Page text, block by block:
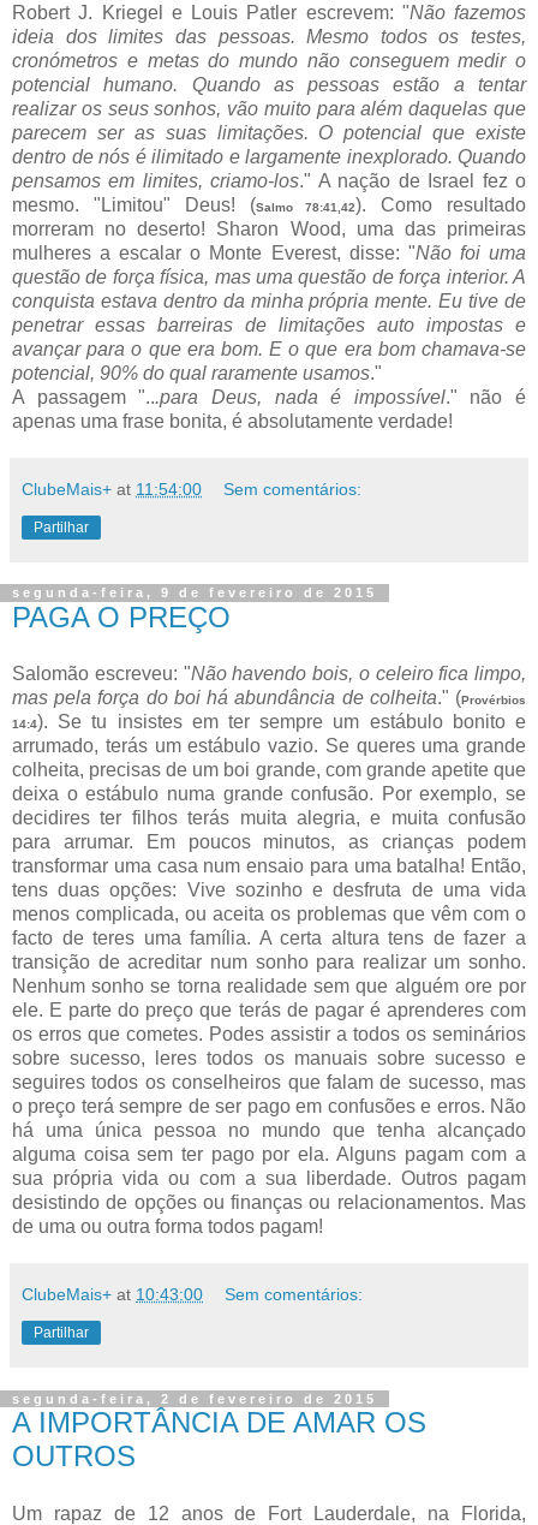
Robert J. Kriegel e Louis Patler escrevem: "Não fazemos
ideia dos limites das pessoas. Mesmo todos os testes,
cronómetros e metas do mundo não conseguem medir o
potencial humano. Quando as pessoas estão a tentar
realizar os seus sonhos, vão muito para além daquelas que
parecem ser as suas limitações. O potencial que existe
dentro de nós é ilimitado e largamente inexplorado. Quando
pensamos em limites, criamo-los." A nação de Israel fez o
mesmo. "Limitou" Deus! (Salmo 78:41,42). Como resultado
morreram no deserto! Sharon Wood, uma das primeiras
mulheres a escalar o Monte Everest, disse: "Não foi uma
questão de força física, mas uma questão de força interior. A
conquista estava dentro da minha própria mente. Eu tive de
penetrar essas barreiras de limitações auto impostas e
avançar para o que era bom. E o que era bom chamava-se
potencial, 90% do qual raramente usamos."
A passagem "...para Deus, nada é impossível." não é
apenas uma frase bonita, é absolutamente verdade!
ClubeMais+ at 11:54:00 Sem comentários:
Partilhar
segunda-feira, 9 de fevereiro de 2015
PAGA O PREÇO
Salomão escreveu: "Não havendo bois, o celeiro fica limpo,
mas pela força do boi há abundância de colheita." (Provérbios
14:4). Se tu insistes em ter sempre um estábulo bonito e
arrumado, terás um estábulo vazio. Se queres uma grande
colheita, precisas de um boi grande, com grande apetite que
deixa o estábulo numa grande confusão. Por exemplo, se
decidires ter filhos terás muita alegria, e muita confusão
para arrumar. Em poucos minutos, as crianças podem
transformar uma casa num ensaio para uma batalha! Então,
tens duas opções: Vive sozinho e desfruta de uma vida
menos complicada, ou aceita os problemas que vêm com o
facto de teres uma família. A certa altura tens de fazer a
transição de acreditar num sonho para realizar um sonho.
Nenhum sonho se torna realidade sem que alguém ore por
ele. E parte do preço que terás de pagar é aprenderes com
os erros que cometes. Podes assistir a todos os seminários
sobre sucesso, leres todos os manuais sobre sucesso e
seguires todos os conselheiros que falam de sucesso, mas
o preço terá sempre de ser pago em confusões e erros. Não
há uma única pessoa no mundo que tenha alcançado
alguma coisa sem ter pago por ela. Alguns pagam com a
sua própria vida ou com a sua liberdade. Outros pagam
desistindo de opções ou finanças ou relacionamentos. Mas
de uma ou outra forma todos pagam!
ClubeMais+ at 10:43:00 Sem comentários:
Partilhar
segunda-feira, 2 de fevereiro de 2015
A IMPORTÂNCIA DE AMAR OS
OUTROS
Um rapaz de 12 anos de Fort Lauderdale, na Florida,